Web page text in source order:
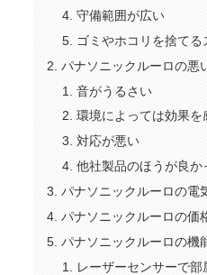
守備範囲が広い
ゴミやホコリを捨て
パナソニックルーロの悪
音がうるさい
環境によっては効果を
対応が悪い
他社製品のほうが良か
パナソニックルーロの電
パナソニックルーロの価
パナソニックルーロの機
レーザーセンサーで部